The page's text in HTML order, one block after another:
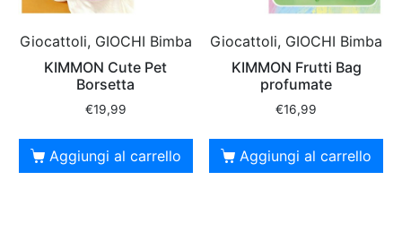
Giocattoli, GIOCHI Bimba
KIMMON Cute Pet
Borsetta
€19,99
Aggiungi al carrello
Giocattoli, GIOCHI Bimba
KIMMON Frutti Bag
profumate
€16,99
Aggiungi al carrello